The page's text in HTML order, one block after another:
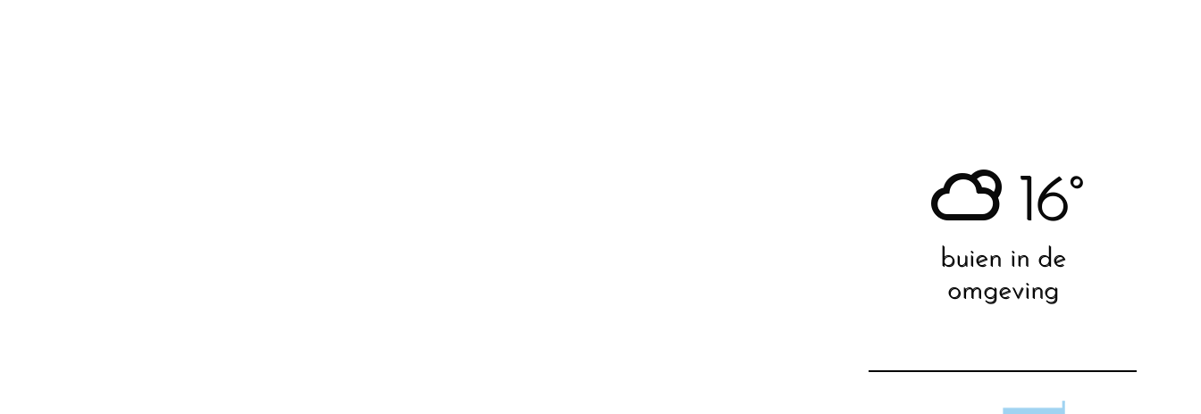
16°
buien in de
omgeving